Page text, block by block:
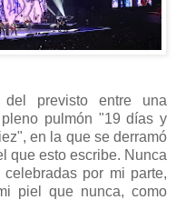
previsto entre una
pulmón "19 días y
en la que se derramó
que esto escribe. Nunca
por mi parte,
piel que nunca, como